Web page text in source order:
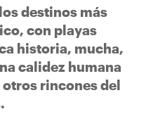
destinos más
con playas
historia, mucha,
calidez humana
rincones del